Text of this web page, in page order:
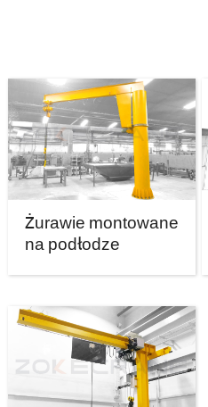
Żurawie montowane
na podłodze